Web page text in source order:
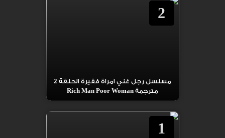
2
مسلسل رجل غني امراة فقيرة الحلقة 2
مترجمة Rich Man Poor Woman
1